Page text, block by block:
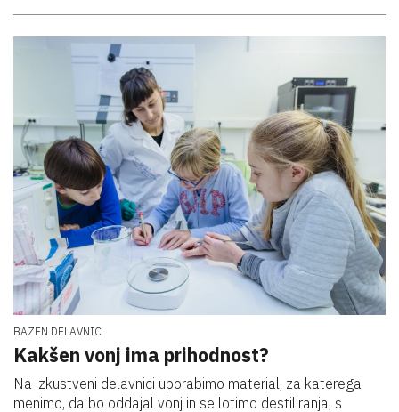
BAZEN DELAVNIC
Kakšen vonj ima prihodnost?
Na izkustveni delavnici uporabimo material, za katerega
menimo, da bo oddajal vonj in se lotimo destiliranja, s